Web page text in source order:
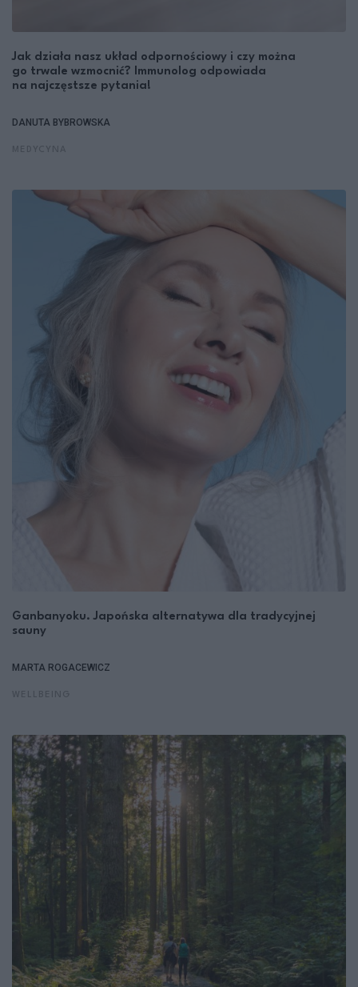
Jak działa nasz układ odpornościowy i czy można
go trwale wzmocnić? Immunolog odpowiada
na najczęstsze pytania!
DANUTA BYBROWSKA
Ganbanyoku. Japońska alternatywa dla tradycyjnej
sauny
MARTA ROGACEWICZ